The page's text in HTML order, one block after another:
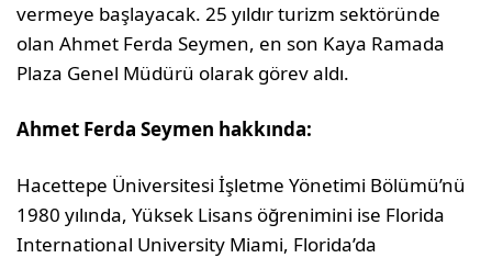
vermeye başlayacak. 25 yıldır turizm sektöründe
olan Ahmet Ferda Seymen, en son Kaya Ramada
Plaza Genel Müdürü olarak görev aldı.
Ahmet Ferda Seymen hakkında:
Hacettepe Üniversitesi İşletme Yönetimi Bölümü’nü
1980 yılında, Yüksek Lisans öğrenimini ise Florida
International University Miami, Florida’da